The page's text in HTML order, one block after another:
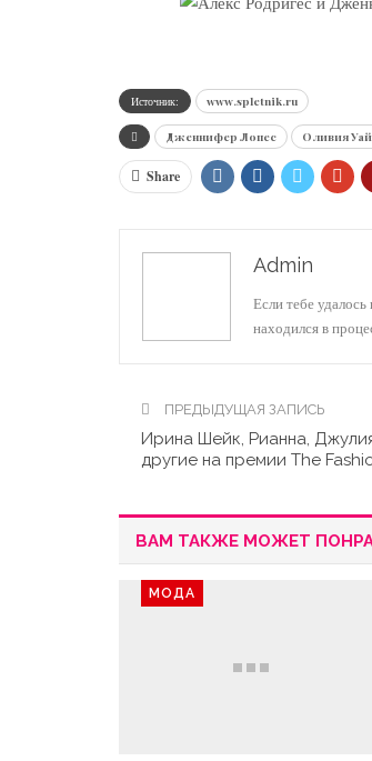
Источник: www.spletnik.ru
Дженнифер Лопес Оливия
Share
Admin
Если тебе
находился в
ПРЕДЫДУЩАЯ ЗАПИСЬ
Ирина Шейк, Рианна,
другие на премии The
ВАМ ТАКЖЕ МОЖЕТ
МОДА